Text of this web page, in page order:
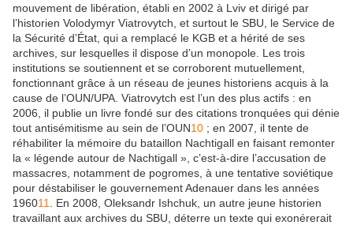
mouvement de libération, établi en 2002 à Lviv et dirigé par
l’historien Volodymyr Viatrovytch, et surtout le SBU, le Service de
la Sécurité d’État, qui a remplacé le KGB et a hérité de ses
archives, sur lesquelles il dispose d’un monopole. Les trois
institutions se soutiennent et se corroborent mutuellement,
fonctionnant grâce à un réseau de jeunes historiens acquis à la
cause de l’OUN/UPA. Viatrovytch est l’un des plus actifs : en
2006, il publie un livre fondé sur des citations tronquées qui dénie
tout antisémitisme au sein de l’OUN10 ; en 2007, il tente de
réhabiliter la mémoire du bataillon Nachtigall en faisant remonter
la « légende autour de Nachtigall », c’est-à-dire l’accusation de
massacres, notamment de pogromes, à une tentative soviétique
pour déstabiliser le gouvernement Adenauer dans les années
196011
. En 2008, Oleksandr Ishchuk, un autre jeune historien
travaillant aux archives du SBU, déterre un texte qui exonérerait